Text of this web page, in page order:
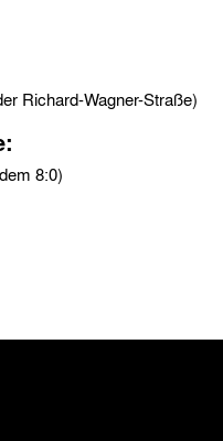
Richard-Wagner-Straße)
8:0)